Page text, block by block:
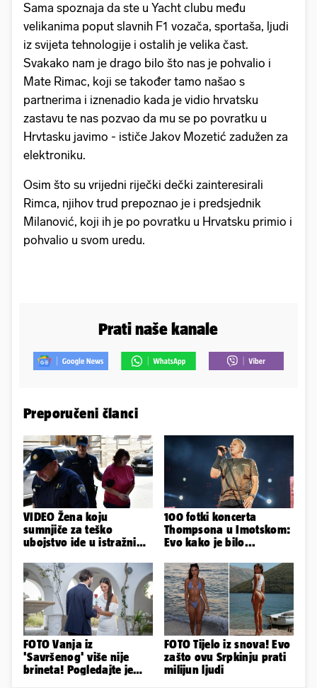
Sama spoznaja da ste u Yacht clubu među
velikanima poput slavnih F1 vozača, sportaša, ljudi
iz svijeta tehnologije i ostalih je velika čast.
Svakako nam je drago bilo što nas je pohvalio i
Mate Rimac, koji se također tamo našao s
partnerima i iznenadio kada je vidio hrvatsku
zastavu te nas pozvao da mu se po povratku u
Hrvtasku javimo - ističe Jakov Mozetić zadužen za
elektroniku.
Osim što su vrijedni riječki dečki zainteresirali
Rimca, njihov trud prepoznao je i predsjednik
Milanović, koji ih je po povratku u Hrvatsku primio i
pohvalio u svom uredu.
Prati naše kanale
Preporučeni članci
VIDEO Žena koju
sumnjiče za teško
ubojstvo ide u istražni
godina!
100 fotki koncerta
Thompsona u Imotskom:
Evo kako je bilo...
FOTO Vanja iz
'Savršenog' više nije
brineta! Pogledajte je
FOTO Tijelo iz snova! Evo
zašto ovu Srpkinju prati
milijun ljudi